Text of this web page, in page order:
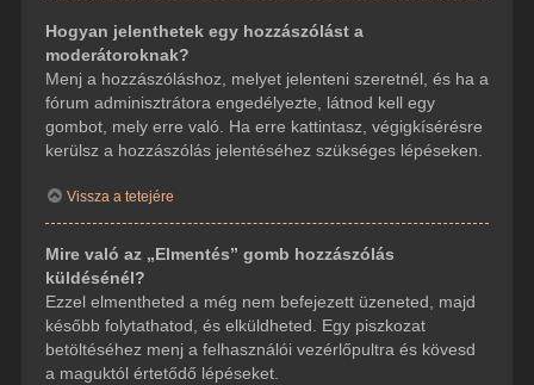
Hogyan jelenthetek egy hozzászólást a
moderátoroknak?
Menj a hozzászóláshoz, melyet jelenteni szeretnél, és ha a
fórum adminisztrátora engedélyezte, látnod kell egy
gombot, mely erre való. Ha erre kattintasz, végigkísérésre
kerülsz a hozzászólás jelentéséhez szükséges lépéseken.
Vissza a tetejére
Mire való az „Elmentés” gomb hozzászólás
küldésénél?
Ezzel elmentheted a még nem befejezett üzeneted, majd
később folytathatod, és elküldheted. Egy piszkozat
betöltéséhez menj a felhasználói vezérlőpultra és kövesd
a maguktól értetődő lépéseket.